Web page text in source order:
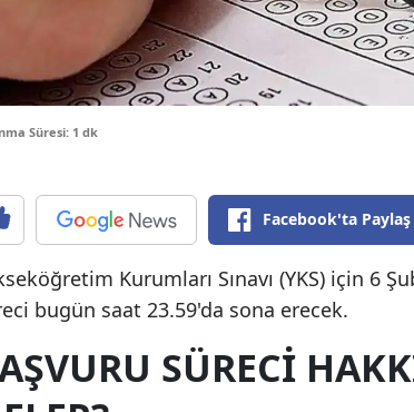
Süresi: 1 dk
Facebook'ta Paylaş
Kurumları Sınavı (YKS) için 6
bugün saat 23.59'da sona erecek.
SÜRECI